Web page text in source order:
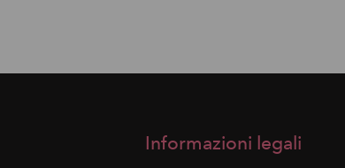
Informazioni legali